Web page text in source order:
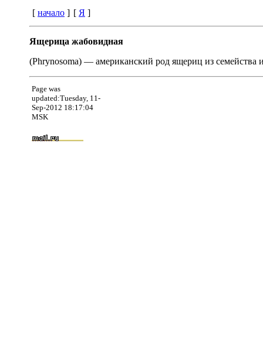
[ начало ] [ Я ]
Ящерица жабовидная
(Phrynosoma) — американский род ящериц из
Page was
updated:Tuesday, 11-
Sep-2012 18:17:04
MSK